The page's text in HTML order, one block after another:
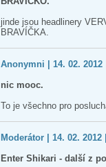
jinde jsou headlinery
BRAVÍČKA.
Anonymni | 14. 02. 2012
nic mooc.
To je všechno pro
Moderátor | 14. 02. 2012
Enter Shikari - další z